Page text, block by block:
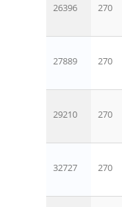
26396 270
27889 270
29210 270
32727 270